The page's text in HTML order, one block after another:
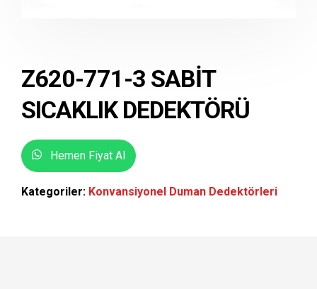
Z620-771-3 SABIT
SICAKLIK DEDEKTÖRÜ
Hemen Fiyat Al
Kategoriler: Konvansiyonel Duman Dedektörleri